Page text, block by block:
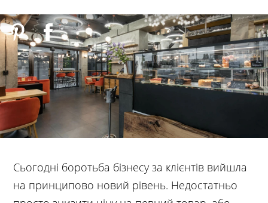
Сьогодні боротьба бізнесу за клієнтів вийшла
на принципово новий рівень. Недостатньо